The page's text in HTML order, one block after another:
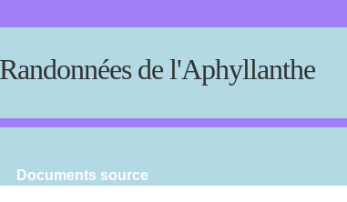
de l'Aphyllanthe
Documents source